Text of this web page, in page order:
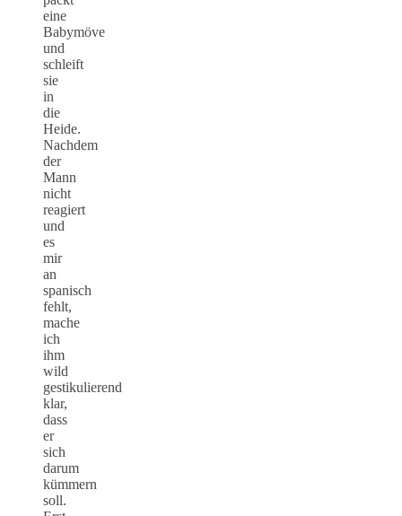
eine
Babymöve
und
schleift
sie
in
die
Heide.
Nachdem
der
Mann
nicht
reagiert
und
es
mir
an
spanisch
fehlt,
mache
ich
ihm
wild
gestikulierend
klar,
dass
er
sich
darum
kümmern
soll.